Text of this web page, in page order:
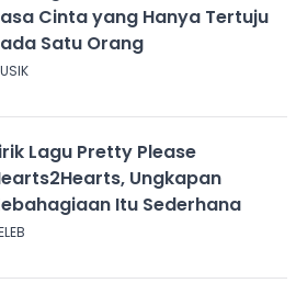
Cinta yang Hanya Tertuju
Satu Orang
Lagu Pretty Please
Ungkapan
Itu Sederhana